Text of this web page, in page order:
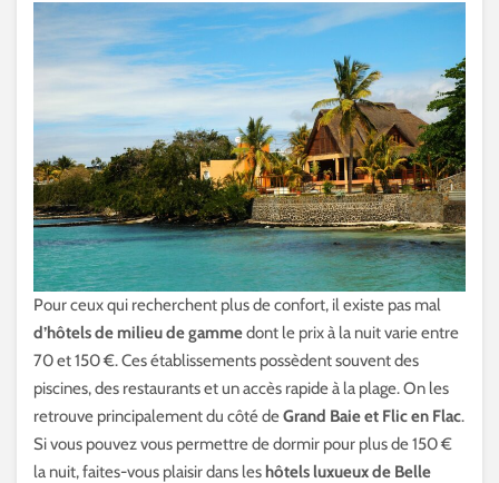
Pour ceux qui recherchent plus de confort, il existe pas mal
d’hôtels de milieu de gammedont le prix à la nuit varie entre
70 et 150 €. Ces établissements possèdent souvent des
piscines, des restaurants et un accès rapide à la plage. On les
retrouve principalement du côté deGrand Baie et Flic en Flac.
Si vous pouvez vous permettre de dormir pour plus de 150 €
la nuit, faites-vous plaisir dans les hôtels luxueux de Belle